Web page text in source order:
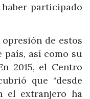
participado
de estos
país, así como su
2015, el Centro
que “desde
el extranjero ha